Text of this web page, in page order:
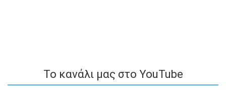
To κανάλι μας στο YouTube